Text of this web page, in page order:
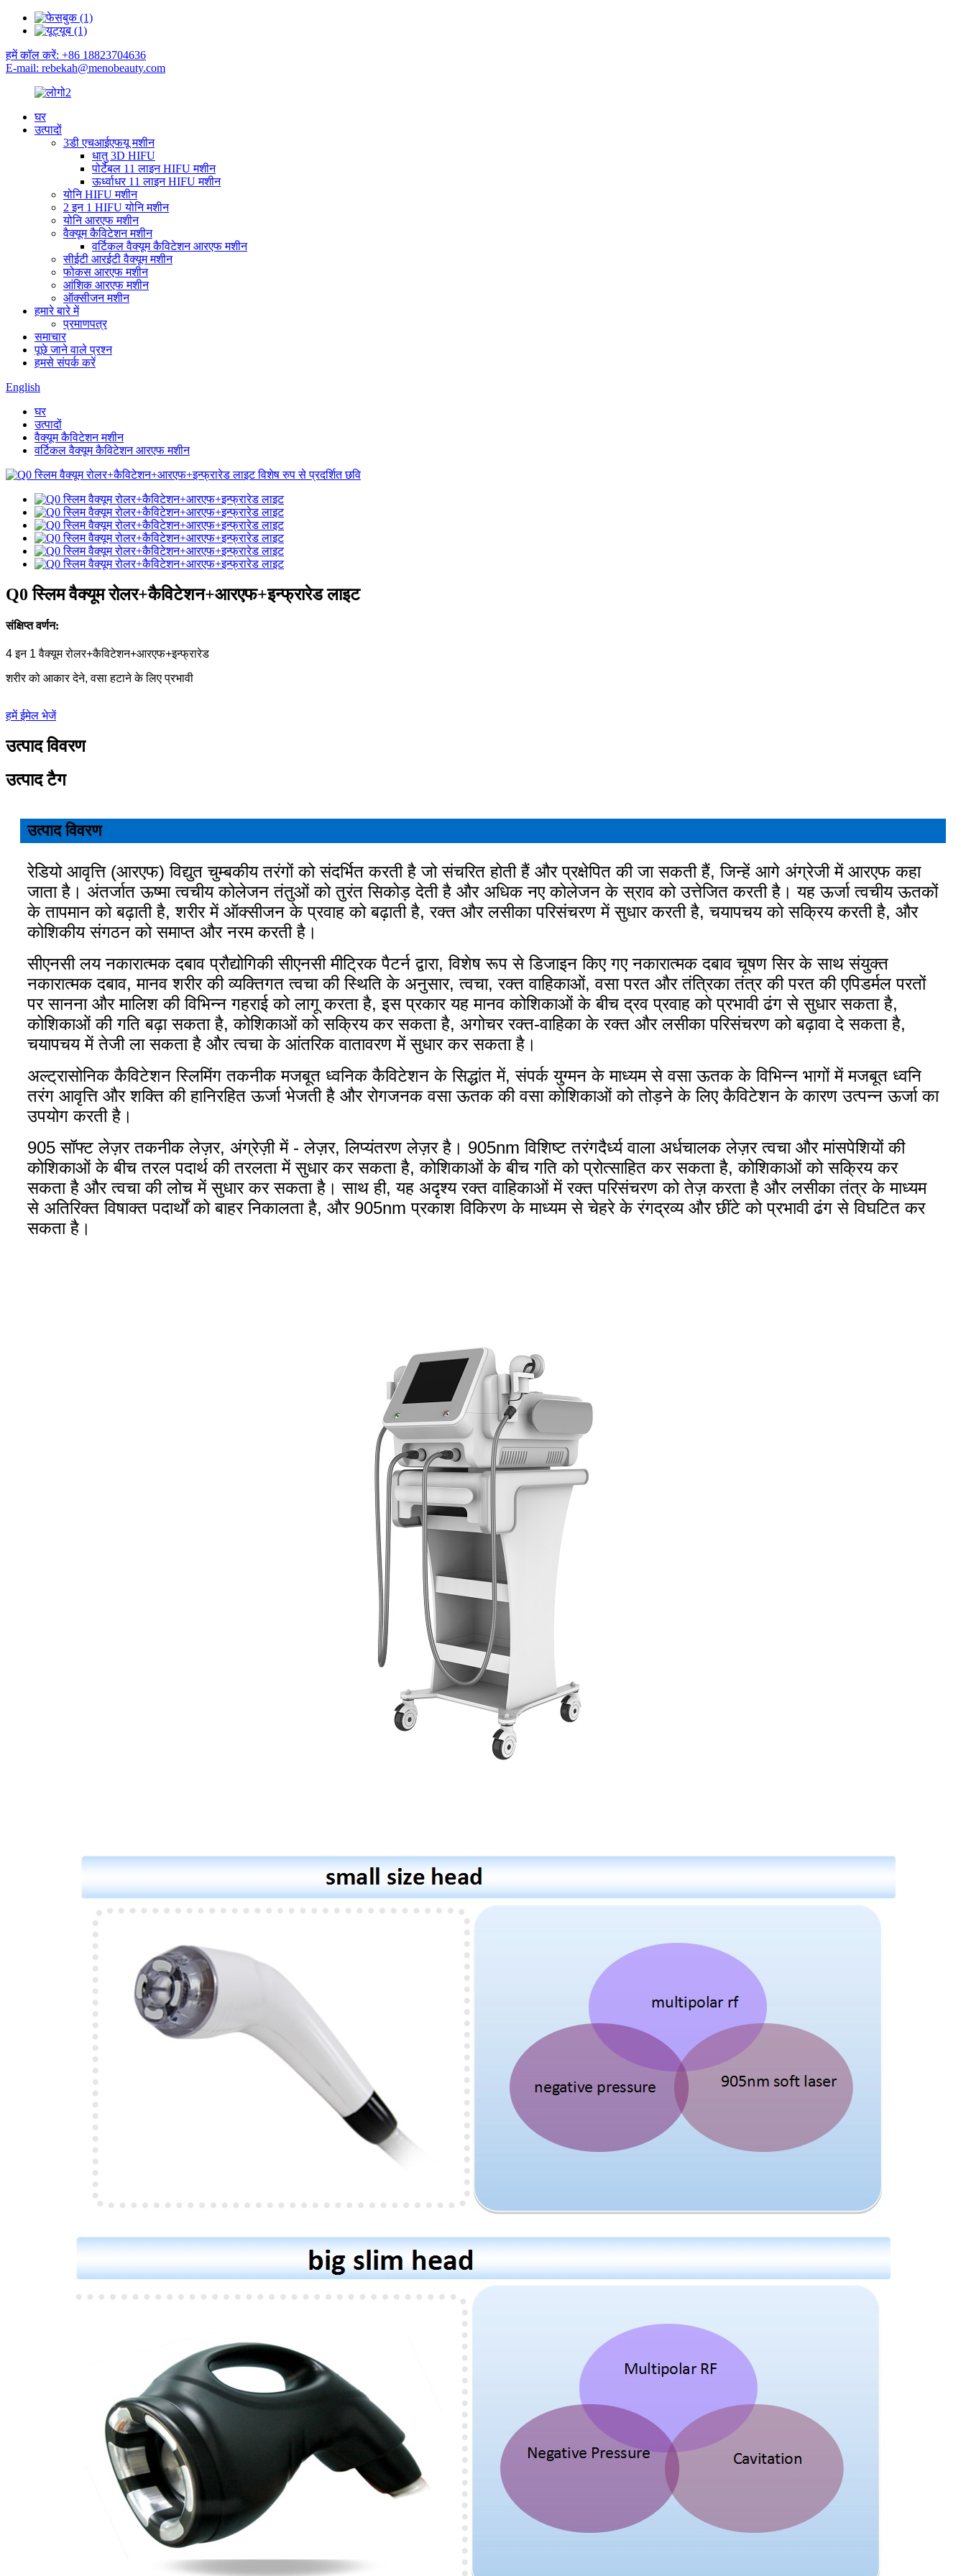
हमें कॉल करें: +86 18823704636
E-mail: rebekah@menobeauty.com
घर
उत्पादों
3डी एचआईएफयू मशीन
धातु 3D HIFU
पोर्टेबल 11 लाइन HIFU मशीन
ऊर्ध्वाधर 11 लाइन HIFU मशीन
योनि HIFU मशीन
2 इन 1 HIFU योनि मशीन
योनि आरएफ मशीन
वैक्यूम कैविटेशन मशीन
वर्टिकल वैक्यूम कैविटेशन आरएफ मशीन
सीईटी आरईटी वैक्यूम मशीन
फोकस आरएफ मशीन
आंशिक आरएफ मशीन
ऑक्सीजन मशीन
हमारे बारे में
प्रमाणपत्र
समाचार
पूछे जाने वाले प्रश्न
हमसे संपर्क करें
English
घर
उत्पादों
वैक्यूम कैविटेशन मशीन
वर्टिकल वैक्यूम कैविटेशन आरएफ मशीन
Q0 स्लिम वैक्यूम रोलर+कैविटेशन+आरएफ+इन्फ्रारेड लाइट
संक्षिप्त वर्णन:
4 इन 1 वैक्यूम रोलर+कैविटेशन+आरएफ+इन्फ्रारेड
शरीर को आकार देने, वसा हटाने के लिए प्रभावी
हमें ईमेल भेजें
उत्पाद विवरण
उत्पाद टैग
उत्पाद विवरण
रेडियो आवृत्ति (आरएफ) विद्युत चुम्बकीय तरंगों को संदर्भित करती है जो संचरित होती हैं और प्रक्षेपित की जा सकती हैं, जिन्हें आगे अंग्रेजी में आरएफ कहा
जाता है। अंतर्जात ऊष्मा त्वचीय कोलेजन तंतुओं को तुरंत सिकोड़ देती है और अधिक नए कोलेजन के स्राव को उत्तेजित करती है। यह ऊर्जा त्वचीय ऊतकों
के तापमान को बढ़ाती है, शरीर में ऑक्सीजन के प्रवाह को बढ़ाती है, रक्त और लसीका परिसंचरण में सुधार करती है, चयापचय को सक्रिय करती है, और
कोशिकीय संगठन को समाप्त और नरम करती है।
सीएनसी लय नकारात्मक दबाव प्रौद्योगिकी सीएनसी मीट्रिक पैटर्न द्वारा, विशेष रूप से डिजाइन किए गए नकारात्मक दबाव चूषण सिर के साथ संयुक्त
नकारात्मक दबाव, मानव शरीर की व्यक्तिगत त्वचा की स्थिति के अनुसार, त्वचा, रक्त वाहिकाओं, वसा परत और तंत्रिका तंत्र की परत की एपिडर्मल परतों
पर सानना और मालिश की विभिन्न गहराई को लागू करता है, इस प्रकार यह मानव कोशिकाओं के बीच द्रव प्रवाह को प्रभावी ढंग से सुधार सकता है,
कोशिकाओं की गति बढ़ा सकता है, कोशिकाओं को सक्रिय कर सकता है, अगोचर रक्त-वाहिका के रक्त और लसीका परिसंचरण को बढ़ावा दे सकता है,
चयापचय में तेजी ला सकता है और त्वचा के आंतरिक वातावरण में सुधार कर सकता है।
अल्ट्रासोनिक कैविटेशन स्लिमिंग तकनीक मजबूत ध्वनिक कैविटेशन के सिद्धांत में, संपर्क युग्मन के माध्यम से वसा ऊतक के विभिन्न भागों में मजबूत ध्वनि
तरंग आवृत्ति और शक्ति की हानिरहित ऊर्जा भेजती है और रोगजनक वसा ऊतक की वसा कोशिकाओं को तोड़ने के लिए कैविटेशन के कारण उत्पन्न ऊर्जा का
उपयोग करती है।
905 सॉफ्ट लेज़र तकनीक लेज़र, अंग्रेज़ी में - लेज़र, लिप्यंतरण लेज़र है। 905nm विशिष्ट तरंगदैर्ध्य वाला अर्धचालक लेज़र त्वचा और मांसपेशियों की
कोशिकाओं के बीच तरल पदार्थ की तरलता में सुधार कर सकता है, कोशिकाओं के बीच गति को प्रोत्साहित कर सकता है, कोशिकाओं को सक्रिय कर
सकता है और त्वचा की लोच में सुधार कर सकता है। साथ ही, यह अदृश्य रक्त वाहिकाओं में रक्त परिसंचरण को तेज़ करता है और लसीका तंत्र के माध्यम
से अतिरिक्त विषाक्त पदार्थों को बाहर निकालता है, और 905nm प्रकाश विकिरण के माध्यम से चेहरे के रंगद्रव्य और छींटे को प्रभावी ढंग से विघटित कर
सकता है।